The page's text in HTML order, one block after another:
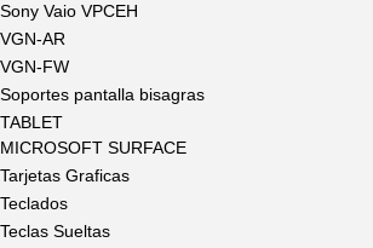
Sony Vaio VPCEH
VGN-AR
VGN-FW
Soportes pantalla bisagras
TABLET
MICROSOFT SURFACE
Tarjetas Graficas
Teclados
Teclas Sueltas